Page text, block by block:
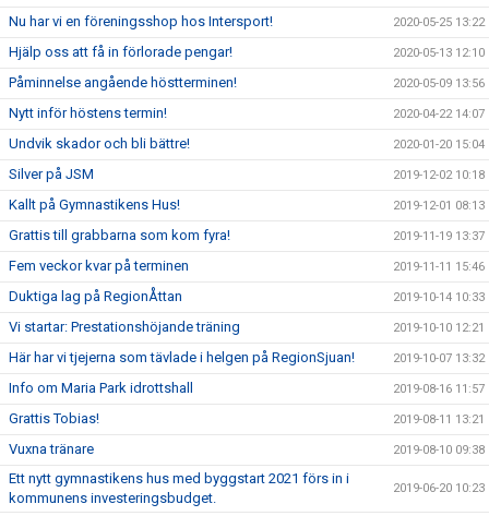
Nu har vi en föreningsshop hos Intersport! 2020-05-25 13:22
Hjälp oss att få in förlorade pengar! 2020-05-13 12:10
Påminnelse angående höstterminen! 2020-05-09 13:56
Nytt inför höstens termin! 2020-04-22 14:07
Undvik skador och bli bättre! 2020-01-20 15:04
Silver på JSM 2019-12-02 10:18
Kallt på Gymnastikens Hus! 2019-12-01 08:13
Grattis till grabbarna som kom fyra! 2019-11-19 13:37
Fem veckor kvar på terminen 2019-11-11 15:46
Duktiga lag på RegionÅttan 2019-10-14 10:33
Vi startar: Prestationshöjande träning 2019-10-10 12:21
Här har vi tjejerna som tävlade i helgen på RegionSjuan! 2019-10-07 13:32
Info om Maria Park idrottshall 2019-08-16 11:57
Grattis Tobias! 2019-08-11 13:21
Vuxna tränare 2019-08-10 09:38
Ett nytt gymnastikens hus med byggstart 2021 förs in i
kommunens investeringsbudget.
2019-06-20 10:23